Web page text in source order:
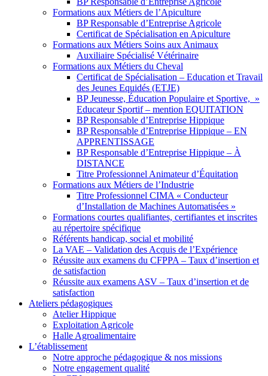
Formations aux Métiers de l’Apiculture
BP Responsable d’Entreprise Agricole
Certificat de Spécialisation en Apiculture
Formations aux Métiers Soins aux Animaux
Auxiliaire Spécialisé Vétérinaire
Formations aux Métiers du Cheval
Certificat de Spécialisation – Education et Travail
des Jeunes Equidés (ETJE)
BP Jeunesse, Éducation Populaire et Sportive, »
Educateur Sportif – mention EQUITATION
BP Responsable d’Entreprise Hippique
BP Responsable d’Entreprise Hippique – EN
APPRENTISSAGE
BP Responsable d’Entreprise Hippique – À
DISTANCE
Titre Professionnel Animateur d’Équitation
Formations aux Métiers de l’Industrie
Titre Professionnel CIMA « Conducteur
d’Installation de Machines Automatisées »
Formations courtes qualifiantes, certifiantes et inscrites
au répertoire spécifique
Référents handicap, social et mobilité
La VAE – Validation des Acquis de l’Expérience
Réussite aux examens du CFPPA – Taux d’insertion et
de satisfaction
Réussite aux examens ASV – Taux d’insertion et de
satisfaction
Ateliers pédagogiques
Atelier Hippique
Exploitation Agricole
Halle Agroalimentaire
L’établissement
Notre approche pédagogique & nos missions
Notre engagement qualité